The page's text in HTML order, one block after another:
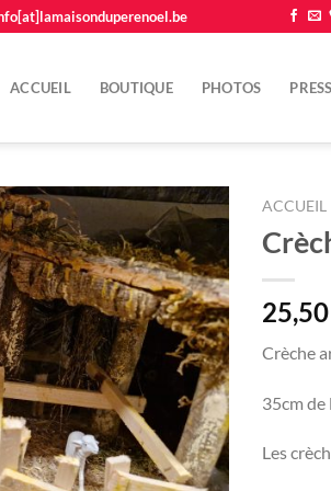
ACCUEIL BOUTIQUE PHOTOS
Ajouter
à la
liste
d'envie
ACCUEIL
25,50
Crèche
35cm de
Les